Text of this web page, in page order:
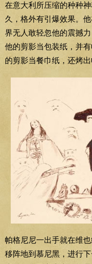
在意大利所压缩的种种
久，格外有引爆效果。
界无人敢轻忽他的震撼
他的剪影当包装纸，并
的剪影当餐巾纸，还烤
帕格尼尼一出手就在维
移阵地到慕尼黑，进行